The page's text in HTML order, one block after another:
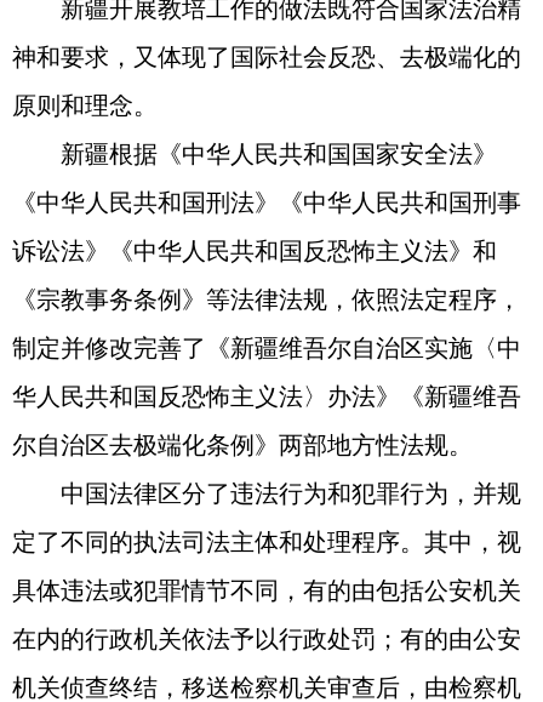
新疆开展教培工作的做法既符合国家法治精
神和要求，又体现了国际社会反恐、去极端化的
原则和理念。
新疆根据《中华人民共和国国家安全法》
《中华人民共和国刑法》《中华人民共和国刑事
诉讼法》《中华人民共和国反恐怖主义法》和
《宗教事务条例》等法律法规，依照法定程序，
制定并修改完善了《新疆维吾尔自治区实施〈中
华人民共和国反恐怖主义法〉办法》《新疆维吾
尔自治区去极端化条例》两部地方性法规。
中国法律区分了违法行为和犯罪行为，并规
定了不同的执法司法主体和处理程序。其中，视
具体违法或犯罪情节不同，有的由包括公安机关
在内的行政机关依法予以行政处罚；有的由公安
机关侦查终结，移送检察机关审查后，由检察机